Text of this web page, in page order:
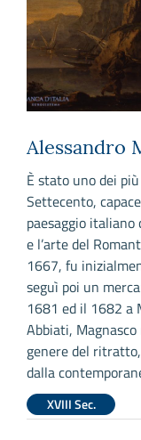
Alessandro
È stato uno dei
Settecento,
paesaggio
e l’arte del
1667, fu
seguì poi un
1681 ed il 1682 a
Abbiati,
genere del
dalla
XVIII Sec.